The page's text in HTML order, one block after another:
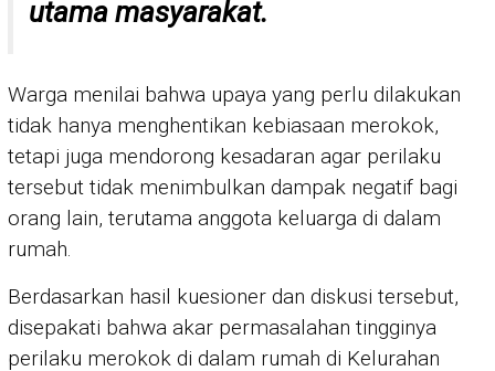
utama masyarakat.
Warga menilai bahwa upaya yang perlu dilakukan
tidak hanya menghentikan kebiasaan merokok,
tetapi juga mendorong kesadaran agar perilaku
tersebut tidak menimbulkan dampak negatif bagi
orang lain, terutama anggota keluarga di dalam
rumah.
Berdasarkan hasil kuesioner dan diskusi tersebut,
disepakati bahwa akar permasalahan tingginya
perilaku merokok di dalam rumah di Kelurahan